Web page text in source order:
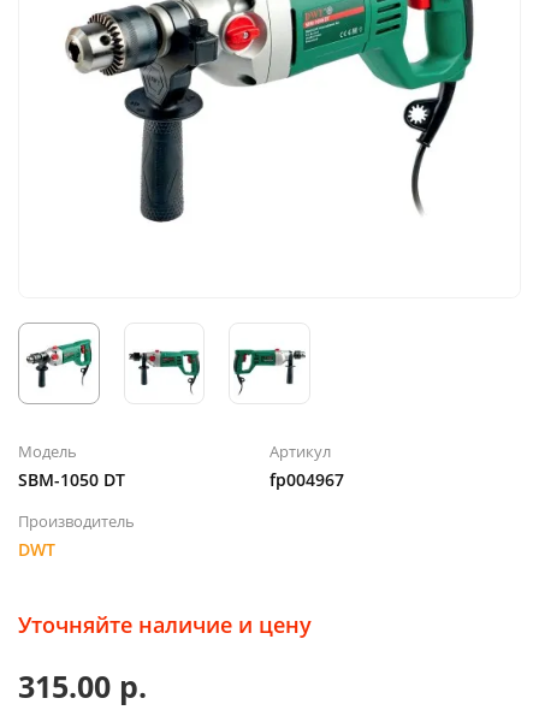
Модель
SBM-1050 DT
Артикул
fp004967
Производитель
DWT
Уточняйте наличие и цену
315.00 р.